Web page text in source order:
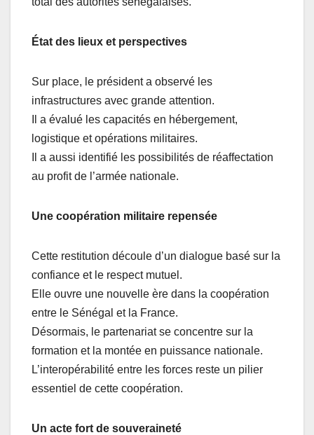
État des lieux et perspectives
Sur place, le président a observé les
infrastructures avec grande attention.
Il a évalué les capacités en hébergement,
logistique et opérations militaires.
Il a aussi identifié les possibilités de réaffectation
au profit de l’armée nationale.
Une coopération militaire repensée
Cette restitution découle d’un dialogue basé sur la
confiance et le respect mutuel.
Elle ouvre une nouvelle ère dans la coopération
entre le Sénégal et la France.
Désormais, le partenariat se concentre sur la
formation et la montée en puissance nationale.
L’interopérabilité entre les forces reste un pilier
essentiel de cette coopération.
Un acte fort de souveraineté